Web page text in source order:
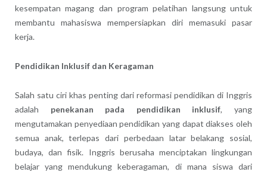
kesempatan magang dan program pelatihan langsung untuk
membantu mahasiswa mempersiapkan diri memasuki pasar
kerja.
Pendidikan Inklusif dan Keragaman
Salah satu ciri khas penting dari reformasi pendidikan di Inggris
adalah penekanan pada pendidikan inklusif, yang
mengutamakan penyediaan pendidikan yang dapat diakses oleh
semua anak, terlepas dari perbedaan latar belakang sosial,
budaya, dan fisik. Inggris berusaha menciptakan lingkungan
belajar yang mendukung keberagaman, di mana siswa dari